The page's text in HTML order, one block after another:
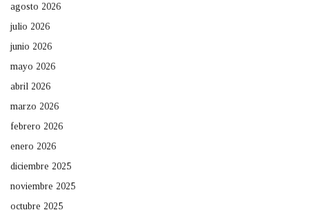
agosto 2026
julio 2026
junio 2026
mayo 2026
abril 2026
marzo 2026
febrero 2026
enero 2026
diciembre 2025
noviembre 2025
octubre 2025